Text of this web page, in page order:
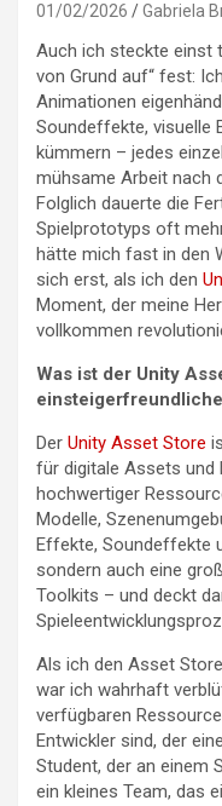
01/02/2026 Gabriela
Auch ich steckte einst
von Grund auf“ fest:
Animationen
Soundeffekte, visuelle
kümmern – jedes
mühsame Arbeit nach
Folglich dauerte die
Spielprototyps oft
hätte mich fast in den
sich erst, als ich den
Moment, der meine
vollkommen
Was ist der Unity
Der Unity Asset Store
für digitale Assets und
hochwertiger
Modelle,
Effekte, Soundeffekte
sondern auch eine
Toolkits – und deckt
Als ich den Asset
war ich wahrhaft
verfügbaren
Entwickler sind, der
Student, der an einem
ein kleines Team, das